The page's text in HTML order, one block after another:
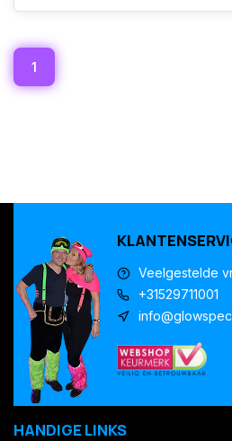
1
Veelgestelde
+31529711001
HANDIGE LINKS